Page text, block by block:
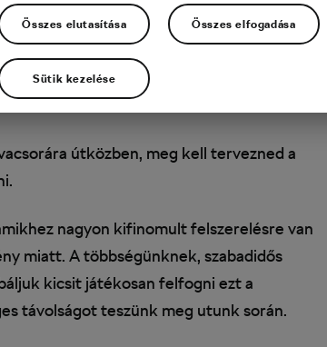
útközben, meg kell tervezned a
nagyon kifinomult felszerelésre van
miatt. A többségünknek, szabadidős
kicsit játékosan felfogni ezt a
távolságot teszünk meg utunk során.
Összes elutasítása Összes elfogadása
Sütik kezelése